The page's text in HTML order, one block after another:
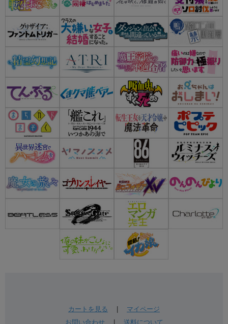
カートを見る
マイページ
お問い合わせ| 送料について